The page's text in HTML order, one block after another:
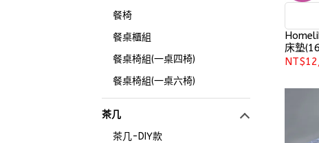
餐椅
餐桌櫃組
餐桌椅組(一桌四椅)
餐桌椅組(一桌六椅)
茶几
茶几-DIY款
床墊